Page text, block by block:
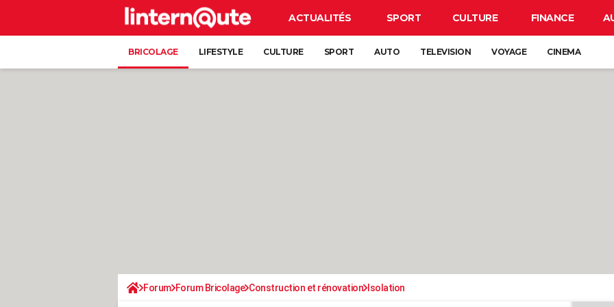
ACTUALITÉS SPORT CULTURE FINANCE
BRICOLAGE LIFESTYLE CULTURE SPORT AUTO TELEVISION VOYAGE CINEMA
Forum Forum Bricolage Construction et rénovation Isolation